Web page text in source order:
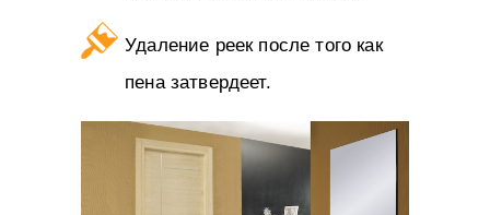
Удаление реек после того как
пена затвердеет.